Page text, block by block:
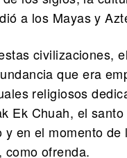
a los Mayas y
civilizaciones,
que era
religiosos
Ek Chuah, el
y en el momento
como ofrenda.